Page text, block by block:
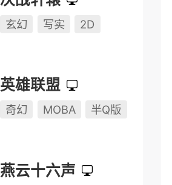
玄幻 写实 2D
英雄联盟
奇幻 MOBA 半Q版
燕云十六声